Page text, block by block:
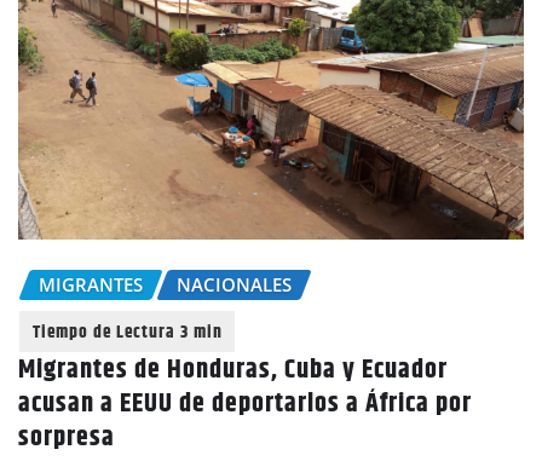
MIGRANTES NACIONALES
Migrantes de Honduras, Cuba y Ecuador
acusan a EEUU de deportarlos a África por
sorpresa